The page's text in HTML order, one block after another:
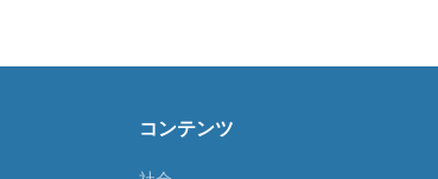
コンテンツ